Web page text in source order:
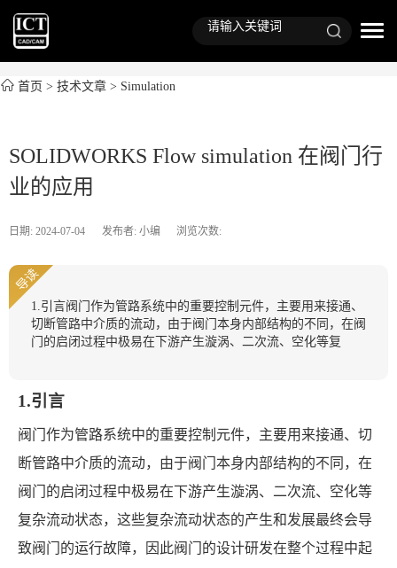
首页 > 技术文章 > Simulation
SOLIDWORKS Flow simulation 在阀门行
业的应用
日期: 2024-07-04 发布者: 小编 浏览次数:
导读
1.引言阀门作为管路系统中的重要控制元件，主要用来接通、
切断管路中介质的流动，由于阀门本身内部结构的不同，在阀
门的启闭过程中极易在下游产生漩涡、二次流、空化等复
1.引言
阀门作为管路系统中的重要控制元件，主要用来接通、切
断管路中介质的流动，由于阀门本身内部结构的不同，在
阀门的启闭过程中极易在下游产生漩涡、二次流、空化等
复杂流动状态，这些复杂流动状态的产生和发展最终会导
致阀门的运行故障，因此阀门的设计研发在整个过程中起